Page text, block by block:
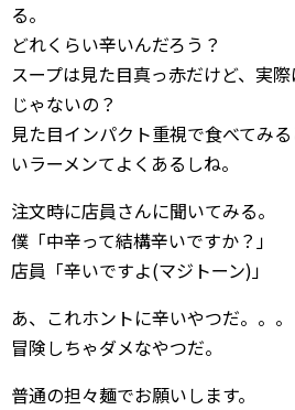
る。
どれくらい辛いんだろう？
スープは見た目真っ赤だけど、実
じゃないの？
見た目インパクト重視で食べてみ
いラーメンてよくあるしね。
注文時に店員さんに聞いてみる。
僕「中辛って結構辛いですか？」
店員「辛いですよ(マジトーン)」
あ、これホントに辛いやつだ。。。
冒険しちゃダメなやつだ。
普通の担々麺でお願いします。